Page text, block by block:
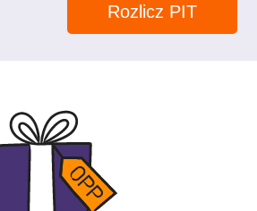
Rozlicz PIT